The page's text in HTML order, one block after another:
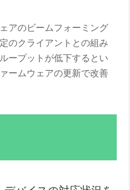
アのビームフォーミング
のクライアントとの組み
ープットが低下するとい
ームウェアの更新で改善